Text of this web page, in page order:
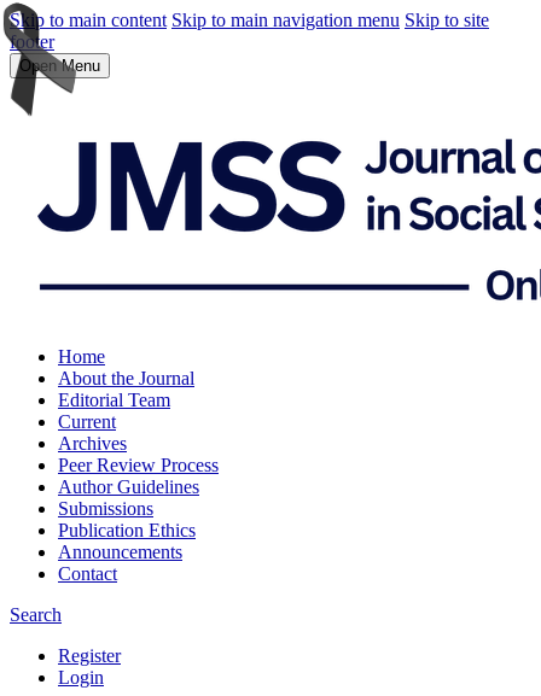
Skip to main content Skip to main navigation menu Skip to site
footer
Open Menu
Home
About the Journal
Editorial Team
Current
Archives
Peer Review Process
Author Guidelines
Submissions
Publication Ethics
Announcements
Contact
Search
Register
Login